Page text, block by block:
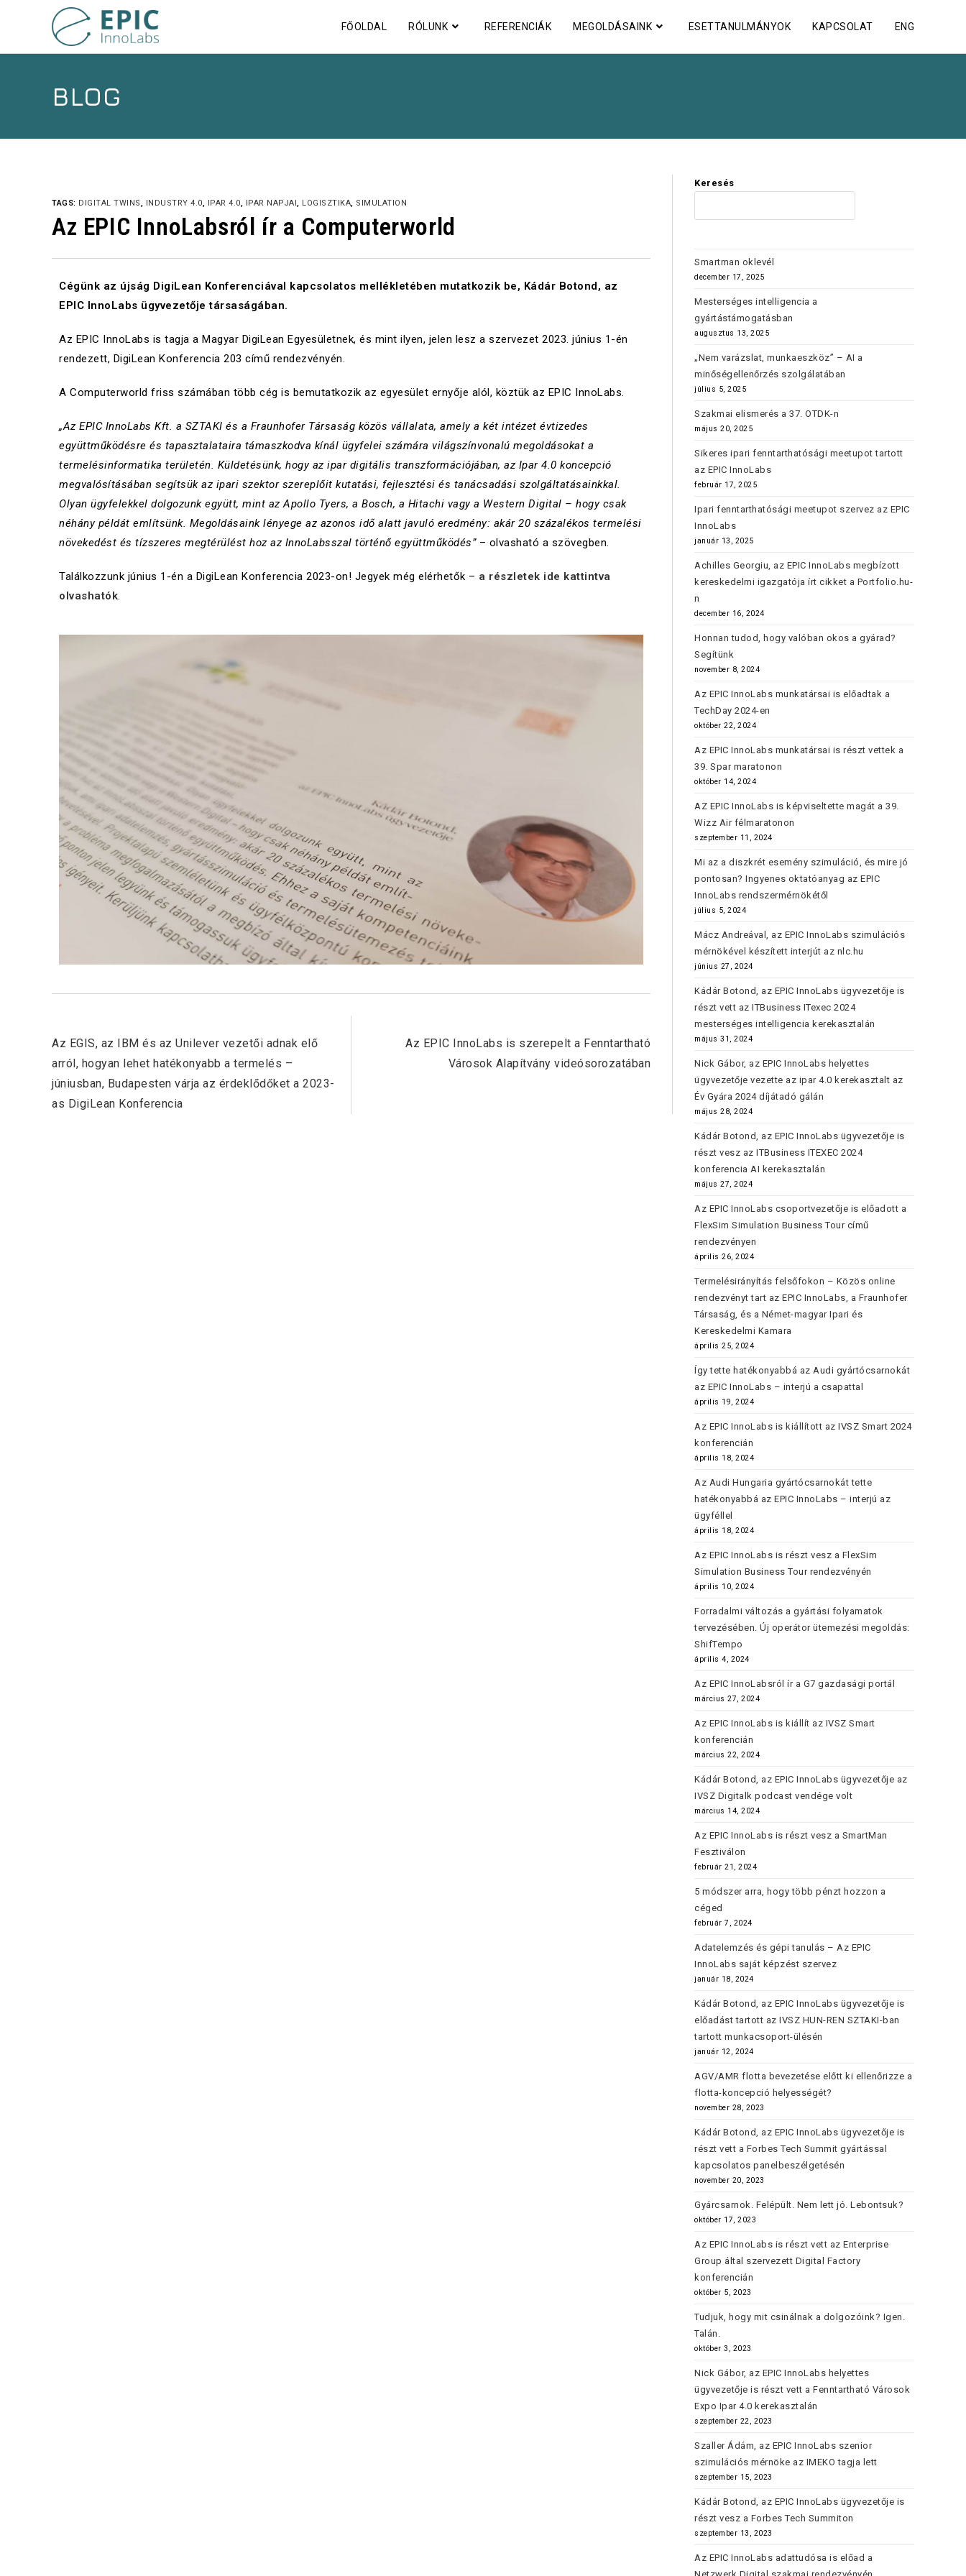
FŐOLDAL RÓLUNK REFERENCIÁK MEGOLDÁSAINK ESETTANULMÁNYOK KAPCSOLAT ENG
BLOG
TAGS: DIGITAL TWINS, INDUSTRY 4.0, IPAR 4.0, IPAR NAPJAI, LOGISZTIKA, SIMULATION
Az EPIC InnoLabsról ír a Computerworld
Cégünk az újság DigiLean Konferenciával kapcsolatos mellékletében mutatkozik be, Kádár Botond, az
EPIC InnoLabs ügyvezetője társaságában.
Az EPIC InnoLabs is tagja a Magyar DigiLean Egyesületnek, és mint ilyen, jelen lesz a szervezet 2023. június 1-én
rendezett, DigiLean Konferencia 203 című rendezvényén.
A Computerworld friss számában több cég is bemutatkozik az egyesület ernyője alól, köztük az EPIC InnoLabs.
„Az EPIC InnoLabs Kft. a SZTAKI és a Fraunhofer Társaság közös vállalata, amely a két intézet évtizedes
együttműködésre és tapasztalataira támaszkodva kínál ügyfelei számára világszínvonalú megoldásokat a
termelésinformatika területén. Küldetésünk, hogy az ipar digitális transzformációjában, az Ipar 4.0 koncepció
megvalósításában segítsük az ipari szektor szereplőit kutatási, fejlesztési és tanácsadási szolgáltatásainkkal.
Olyan ügyfelekkel dolgozunk együtt, mint az Apollo Tyers, a Bosch, a Hitachi vagy a Western Digital – hogy csak
néhány példát említsünk. Megoldásaink lényege az azonos idő alatt javuló eredmény: akár 20 százalékos termelési
növekedést és tízszeres megtérülést hoz az InnoLabsszal történő együttműködés”– olvasható a szövegben.
Találkozzunk június 1-én a DigiLean Konferencia 2023-on! Jegyek még elérhetők – a részletek ide kattintva
olvashatók.
Az EGIS, az IBM és az Unilever vezetői adnak elő
arról, hogyan lehet hatékonyabb a termelés –
júniusban, Budapesten várja az érdeklődőket a 2023-
as DigiLean Konferencia
Az EPIC InnoLabs is szerepelt a Fenntartható
Városok Alapítvány videósorozatában
Keresés
Smartman oklevél
december 17, 2025
Mesterséges intelligencia a
gyártástámogatásban
augusztus 13, 2025
„Nem varázslat, munkaeszköz” – AI a
minőségellenőrzés szolgálatában
július 5, 2025
Szakmai elismerés a 37. OTDK-n
május 20, 2025
Sikeres ipari fenntarthatósági meetupot tartott
az EPIC InnoLabs
február 17, 2025
Ipari fenntarthatósági meetupot szervez az EPIC
InnoLabs
január 13, 2025
Achilles Georgiu, az EPIC InnoLabs megbízott
kereskedelmi igazgatója írt cikket a Portfolio.hu-
n
december 16, 2024
Honnan tudod, hogy valóban okos a gyárad?
Segítünk
november 8, 2024
Az EPIC InnoLabs munkatársai is előadtak a
TechDay 2024-en
október 22, 2024
Az EPIC InnoLabs munkatársai is részt vettek a
39. Spar maratonon
október 14, 2024
AZ EPIC InnoLabs is képviseltette magát a 39.
Wizz Air félmaratonon
szeptember 11, 2024
Mi az a diszkrét esemény szimuláció, és mire jó
pontosan? Ingyenes oktatóanyag az EPIC
InnoLabs rendszermérnökétől
július 5, 2024
Mácz Andreával, az EPIC InnoLabs szimulációs
mérnökével készített interjút az nlc.hu
június 27, 2024
Kádár Botond, az EPIC InnoLabs ügyvezetője is
részt vett az ITBusiness ITexec 2024
mesterséges intelligencia kerekasztalán
május 31, 2024
Nick Gábor, az EPIC InnoLabs helyettes
ügyvezetője vezette az ipar 4.0 kerekasztalt az
Év Gyára 2024 díjátadó gálán
május 28, 2024
Kádár Botond, az EPIC InnoLabs ügyvezetője is
részt vesz az ITBusiness ITEXEC 2024
konferencia AI kerekasztalán
május 27, 2024
Az EPIC InnoLabs csoportvezetője is előadott a
FlexSim Simulation Business Tour című
rendezvényen
április 26, 2024
Termelésirányítás felsőfokon – Közös online
rendezvényt tart az EPIC InnoLabs, a Fraunhofer
Társaság, és a Német-magyar Ipari és
Kereskedelmi Kamara
április 25, 2024
Így tette hatékonyabbá az Audi gyártócsarnokát
az EPIC InnoLabs – interjú a csapattal
április 19, 2024
Az EPIC InnoLabs is kiállított az IVSZ Smart 2024
konferencián
április 18, 2024
Az Audi Hungaria gyártócsarnokát tette
hatékonyabbá az EPIC InnoLabs – interjú az
ügyféllel
április 18, 2024
Az EPIC InnoLabs is részt vesz a FlexSim
Simulation Business Tour rendezvényén
április 10, 2024
Forradalmi változás a gyártási folyamatok
tervezésében. Új operátor ütemezési megoldás:
ShifTempo
április 4, 2024
Az EPIC InnoLabsról ír a G7 gazdasági portál
március 27, 2024
Az EPIC InnoLabs is kiállít az IVSZ Smart
konferencián
március 22, 2024
Kádár Botond, az EPIC InnoLabs ügyvezetője az
IVSZ Digitalk podcast vendége volt
március 14, 2024
Az EPIC InnoLabs is részt vesz a SmartMan
Fesztiválon
február 21, 2024
5 módszer arra, hogy több pénzt hozzon a
céged
február 7, 2024
Adatelemzés és gépi tanulás – Az EPIC
InnoLabs saját képzést szervez
január 18, 2024
Kádár Botond, az EPIC InnoLabs ügyvezetője is
előadást tartott az IVSZ HUN-REN SZTAKI-ban
tartott munkacsoport-ülésén
január 12, 2024
AGV/AMR flotta bevezetése előtt ki ellenőrizze a
flotta-koncepció helyességét?
november 28, 2023
Kádár Botond, az EPIC InnoLabs ügyvezetője is
részt vett a Forbes Tech Summit gyártással
kapcsolatos panelbeszélgetésén
november 20, 2023
Gyárcsarnok. Felépült. Nem lett jó. Lebontsuk?
október 17, 2023
Az EPIC InnoLabs is részt vett az Enterprise
Group által szervezett Digital Factory
konferencián
október 5, 2023
Tudjuk, hogy mit csinálnak a dolgozóink? Igen.
Talán.
október 3, 2023
Nick Gábor, az EPIC InnoLabs helyettes
ügyvezetője is részt vett a Fenntartható Városok
Expo Ipar 4.0 kerekasztalán
szeptember 22, 2023
Szaller Ádám, az EPIC InnoLabs szenior
szimulációs mérnöke az IMEKO tagja lett
szeptember 15, 2023
Kádár Botond, az EPIC InnoLabs ügyvezetője is
részt vesz a Forbes Tech Summiton
szeptember 13, 2023
Az EPIC InnoLabs adattudósa is előad a